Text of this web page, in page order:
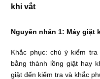
khi vắt
Nguyên nhân 1: Máy giặt
Khắc phục: chú ý kiểm
bằng thành lồng giặt hay
giặt đến kiểm tra và khắc